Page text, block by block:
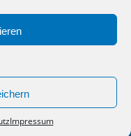
Impressum
Informationen:
Trockner